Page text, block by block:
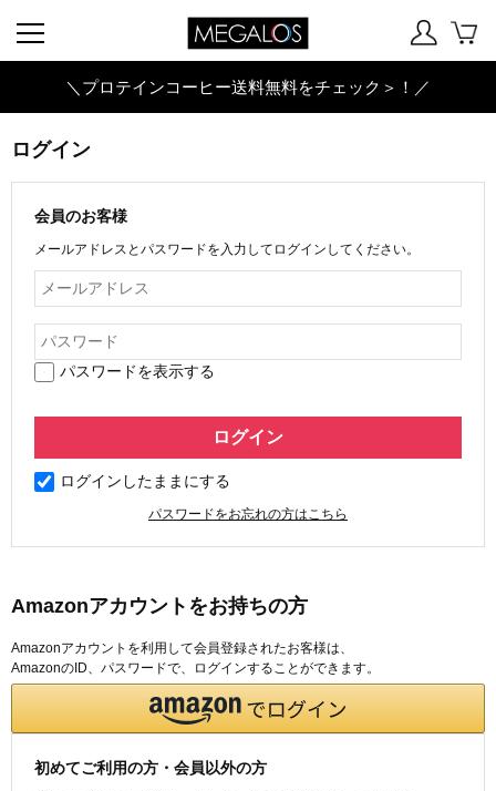
＼プロテインコーヒー送料無料をチェック＞！／
ログイン
会員のお客様
メールアドレスとパスワードを入力してログインしてください。
パスワードを表示する
ログインしたままにする
パスワードをお忘れの方はこちら
Amazonアカウントをお持ちの方
Amazonアカウントを利用して会員登録されたお客様は、
AmazonのID、パスワードで、ログインすることができます。
初めてご利用の方・会員以外の方